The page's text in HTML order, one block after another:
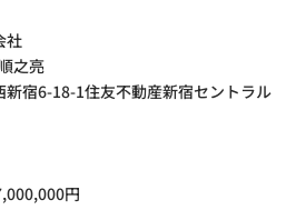
社
之亮
宿6-18-1住友不動産新宿セントラル
円